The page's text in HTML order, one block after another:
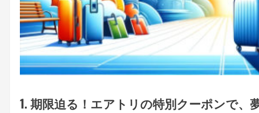
1. 期限迫る！エアトリの特別クーポンで、